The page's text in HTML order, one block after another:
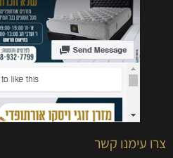
צרו עימנו קשר